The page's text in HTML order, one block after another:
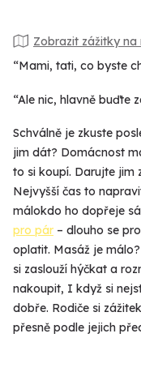
Zobrazit zážitky na
“Mami, tati, co byste
“Ale nic, hlavně buďte
Schválně je zkuste
jim dát? Domácnost
to si koupí. Darujte jim
Nejvyšší čas to
málokdo ho dopřeje
pro pár – dlouho se
oplatit. Masáž je
si zaslouží hýčkat a
nakoupit, I když si
dobře. Rodiče si
přesně podle jejich